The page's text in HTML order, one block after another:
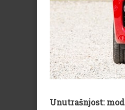
Unutrašnjost: